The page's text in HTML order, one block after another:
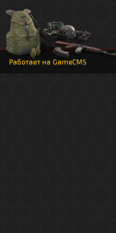
Работает на GameCMS